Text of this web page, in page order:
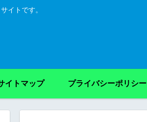
イトです。
イトマップ プライバシーポリシー